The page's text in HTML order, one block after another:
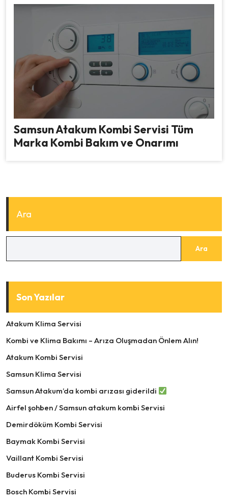
Samsun Atakum Kombi Servisi Tüm
Marka Kombi Bakım ve Onarımı
Ara
Ara
Son Yazılar
Atakum Klima Servisi
Kombi ve Klima Bakımı – Arıza Oluşmadan Önlem Alın!
Atakum Kombi Servisi
Samsun Klima Servisi
Samsun Atakum’da kombi arızası giderildi
Airfel şohben / Samsun atakum kombi Servisi
Demirdöküm Kombi Servisi
Baymak Kombi Servisi
Vaillant Kombi Servisi
Buderus Kombi Servisi
Bosch Kombi Servisi